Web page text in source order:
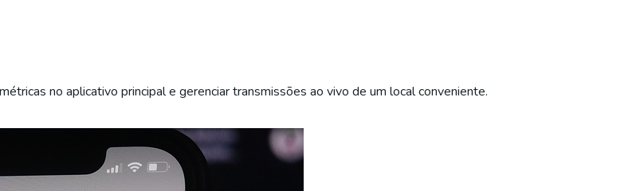
no aplicativo principal e gerenciar transmissões ao vivo de um local conveniente.